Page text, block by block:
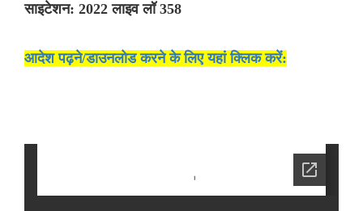
साइटेशन: 2022 लाइव लॉ 358
आदेश पढ़ने/डाउनलोड करने के लिए यहां क्लिक करें: